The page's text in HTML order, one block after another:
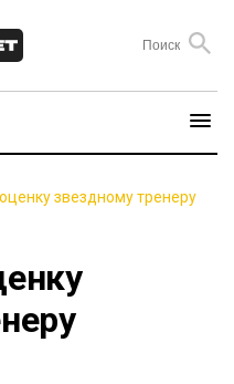
звездному тренеру